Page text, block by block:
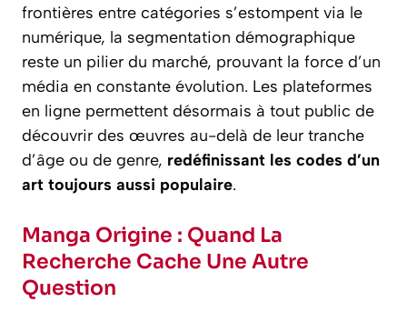
frontières entre catégories s’estompent via le
numérique, la segmentation démographique
reste un pilier du marché, prouvant la force d’un
média en constante évolution. Les plateformes
en ligne permettent désormais à tout public de
découvrir des œuvres au-delà de leur tranche
d’âge ou de genre, redéfinissant les codes d’un
art toujours aussi populaire.
Manga Origine : Quand La
Recherche Cache Une Autre
Question